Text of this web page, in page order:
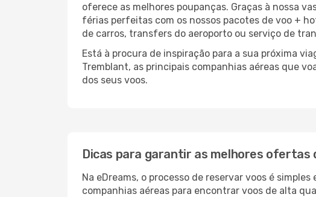
oferece as melhores poupanças. Graças à nossa
férias perfeitas com os nossos pacotes de voo +
de carros, transfers do aeroporto ou serviço de
Está à procura de inspiração para a sua próxima
Tremblant, as principais companhias aéreas que
dos seus voos.
Dicas para garantir as melhores ofertas
Na eDreams, o processo de reservar voos é
companhias aéreas para encontrar voos de alta